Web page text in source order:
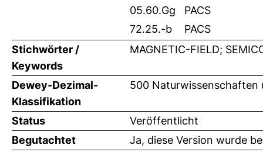
05.60.Gg
PACS
72.25.-b
PACS
Stichwörter /
Keywords
MAGNETIC-FIELD;
Dewey-Dezimal-
Klassifikation
500 Naturwissenschaften
Status
Veröffentlicht
Begutachtet
Ja, diese Version wurde